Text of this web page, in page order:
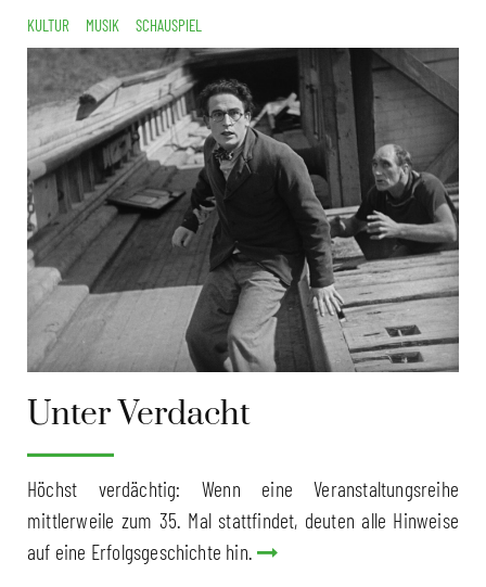
KULTUR MUSIK SCHAUSPIEL
Unter Verdacht
Höchst verdächtig: Wenn eine Veranstaltungsreihe
mittlerweile zum 35. Mal stattfindet, deuten alle Hinweise
auf eine Erfolgsgeschichte hin.